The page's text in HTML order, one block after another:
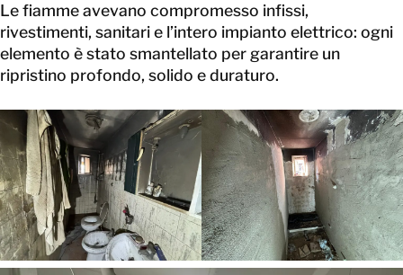
Le fiamme avevano compromesso infissi,
rivestimenti, sanitari e l’intero impianto elettrico: ogni
elemento è stato smantellato per garantire un
ripristino profondo, solido e duraturo.